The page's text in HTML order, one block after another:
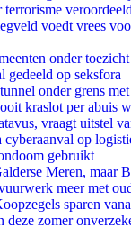
voedt vrees
onder
gedeeld op seksfora
onder grens
kraslot per abuis
vraagt uitstel
op
gebruikt
Meren, maar
meer met
sparen
deze zomer